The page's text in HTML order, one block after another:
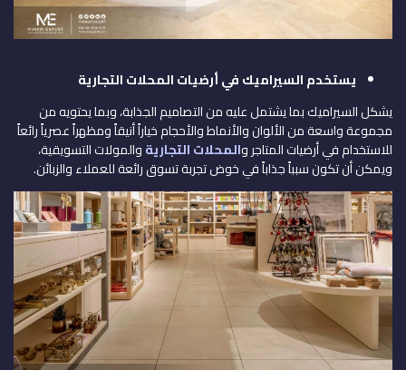
يستخدم السيراميك في أرضيات المحلات التجارية
يشكل السيراميك بما يشتمل عليه من التصاميم الجذابة، وبما يحتويه من
مجموعة واسعة من الألوان والأنماط والأحجام خياراً أنيقاً ومظهراً عصرياً رائعاً
للاستخدام في أرضيات المتاجر والمحلات التجاريةوالمولات التسويقية،
ويمكن أن تكون سبباً جذاباً في خوض تجربة تسوق رائعة للعملاء والزبائن.